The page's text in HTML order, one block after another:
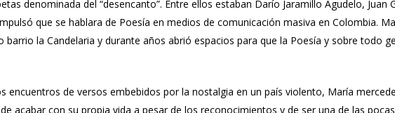
denominada del “desencanto”. Entre ellos estaban Darío Jaramillo Agudelo,
que se hablara de Poesía en medios de comunicación masiva en Colombia.
barrio la Candelaria y durante años abrió espacios para que la Poesía y sobre todo
encuentros de versos embebidos por la nostalgia en un país violento, María
acabar con su propia vida a pesar de los reconocimientos y de ser una de las